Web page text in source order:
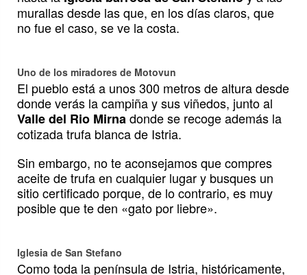
murallas desde las que, en los días claros, que
no fue el caso, se ve la costa.
Uno de los miradores de Motovun
El pueblo está a unos 300 metros de altura desde
donde verás la campiña y sus viñedos, junto al
Valle del Rio Mirnadonde se recoge además la
cotizada trufa blanca de Istria.
Sin embargo, no te aconsejamos que compres
aceite de trufa en cualquier lugar y busques un
sitio certificado porque, de lo contrario, es muy
posible que te den «gato por liebre».
Iglesia de San Stefano
Como toda la península de Istria, históricamente,